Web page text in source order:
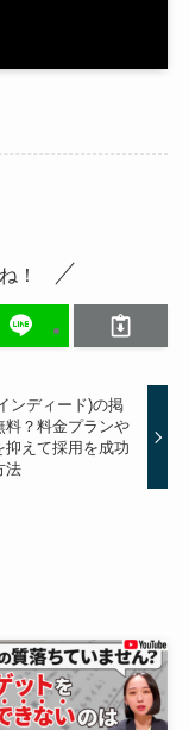
！
ンディード)の掲
料？料金プランや
抑えて採用を成功
法